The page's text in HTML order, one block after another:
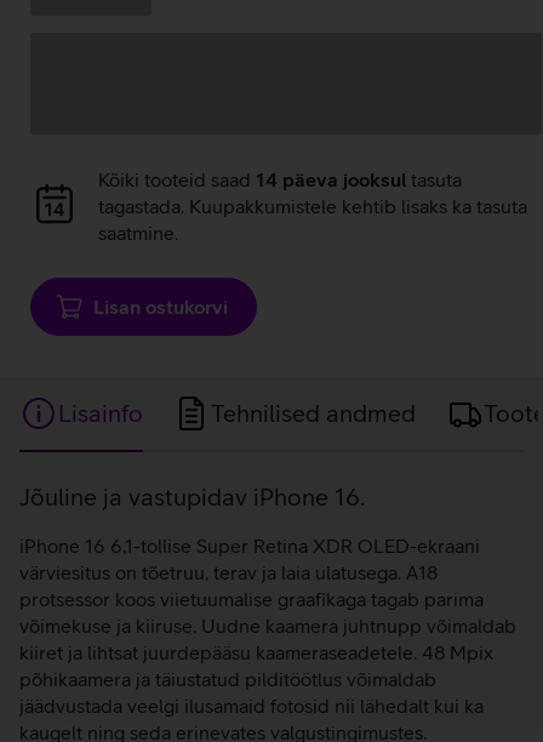
Andmete
laadimine
Kõiki tooteid saad 14 päeva jooksul tasuta
tagastada. Kuupakkumistele kehtib lisaks ka tasuta
saatmine.
Lisan ostukorvi
Lisainfo Tehnilised andmed
Lisainfo
Jõuline ja vastupidav iPhone 16.
iPhone 16 6,1-tollise Super Retina XDR OLED-ekraani
värviesitus on tõetruu, terav ja laia ulatusega. A18
protsessor koos viietuumalise graafikaga tagab parima
võimekuse ja kiiruse. Uudne kaamera juhtnupp võimaldab
kiiret ja lihtsat juurdepääsu kaameraseadetele. 48 Mpix
põhikaamera ja täiustatud pilditöötlus võimaldab
jäädvustada veelgi ilusamaid fotosid nii lähedalt kui ka
kaugelt ning seda erinevates valgustingimustes.